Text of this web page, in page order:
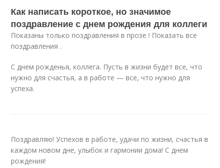
Как написать короткое, но значимое
поздравление с днем рождения для коллеги
Показаны только поздравления в прозе ! Показать все
поздравления .
С днем рожденья, коллега. Пусть в жизни будет все, что
нужно для счастья, а в работе — все, что нужно для
успеха.
Поздравляю! Успехов в работе, удачи по жизни, счастья в
каждом новом дне, улыбок и гармонии дома! С днем
рождения!